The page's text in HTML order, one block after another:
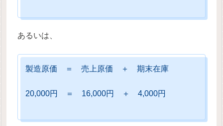
あるいは、
製造原価 ＝ 売上原価 ＋ 期末在庫
20,000円 ＝ 16,000円 ＋ 4,000円